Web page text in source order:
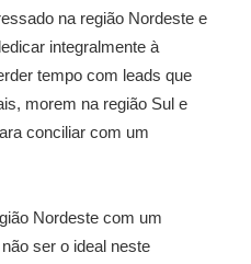
na região Nordeste e
integralmente à
tempo com leads que
morem na região Sul e
conciliar com um
Nordeste com um
ser o ideal neste